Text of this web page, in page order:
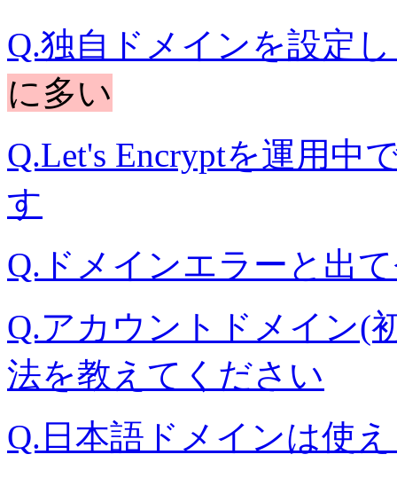
Q.独自ドメインを設定
に多い
Q.Let's Encryptを運用中
す
Q.ドメインエラーと出
Q.アカウントドメイン(
法を教えてください
Q.日本語ドメインは使